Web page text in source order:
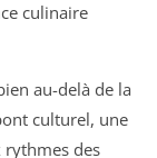
culinaire
au-delà de la
culturel, une
rythmes des